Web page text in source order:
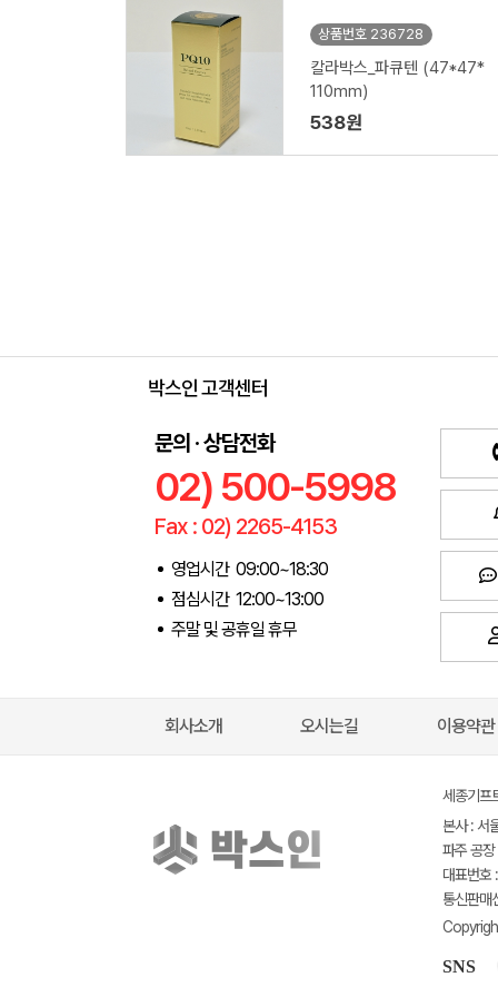
상품번호 236728
칼라박스_파큐텐 (47*47*
110mm)
538원
박스인 고객센터
문의 · 상담전화
02) 500-5998
Fax : 02) 2265-4153
영업시간 09:00~18:30
점심시간 12:00~13:00
주말 및 공휴일 휴무
회사소개 오시는길 이용약관
세종기
본사 : 서
파주 공
대표번
통신판
SNS